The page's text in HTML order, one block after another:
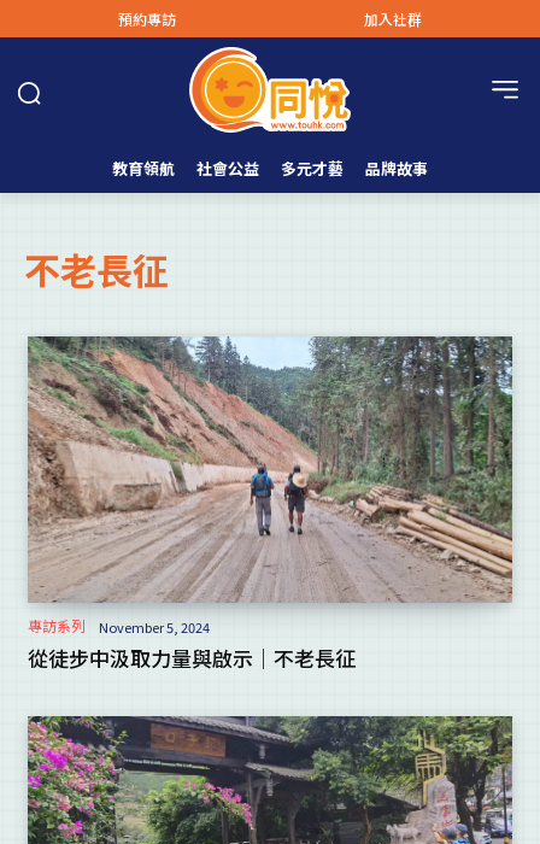
預約專訪 加入社群
教育領航 社會公益 多元才藝 品牌故事
不老長征
專訪系列 November 5, 2024
從徒步中汲取力量與啟示｜不老長征